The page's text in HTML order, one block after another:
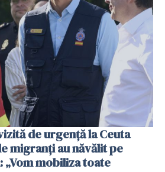
de urgență la Ceuta
migranți au năvălit pe
mobiliza toate